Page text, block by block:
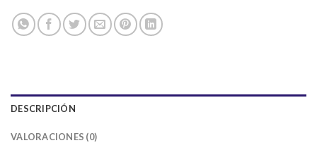
DESCRIPCIÓN
VALORACIONES (0)